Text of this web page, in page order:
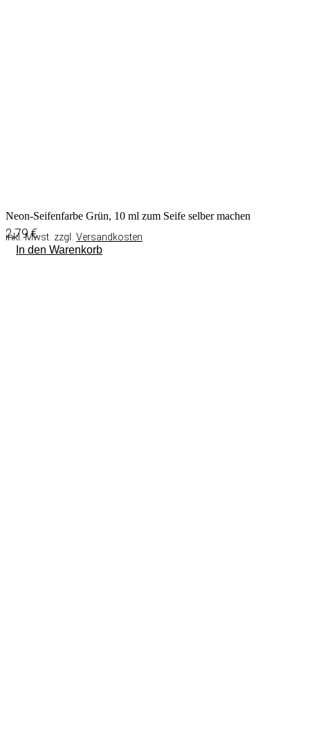
Neon-Seifenfarbe Grün, 10 ml zum Seife selber machen
2,79€
inkl. Mwst. zzgl. Versandkosten
In den Warenkorb